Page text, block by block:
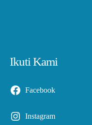
Ikuti Kami
Facebook
Instagram